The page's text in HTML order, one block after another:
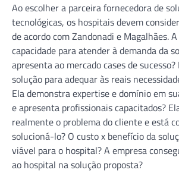
Ao escolher a parceira fornecedora de
tecnológicas, os hospitais devem
de acordo com Zandonadi e Magalhães.
capacidade para atender à demanda da
apresenta ao mercado cases de
solução para adequar às reais
Ela demonstra expertise e domínio em
e apresenta profissionais capacitados?
realmente o problema do cliente e está
solucioná-lo? O custo x benefício da
viável para o hospital? A empresa
ao hospital na solução proposta?